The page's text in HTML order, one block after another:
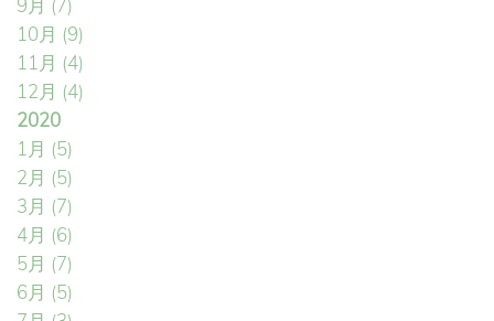
9月 (7)
10月 (9)
11月 (4)
12月 (4)
2020
1月 (5)
2月 (5)
3月 (7)
4月 (6)
5月 (7)
6月 (5)